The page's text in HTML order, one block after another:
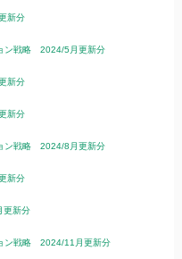
分
戦略 2024/5月更新分
新分
分
戦略 2024/8月更新分
新分
分
戦略 2024/11月更新分